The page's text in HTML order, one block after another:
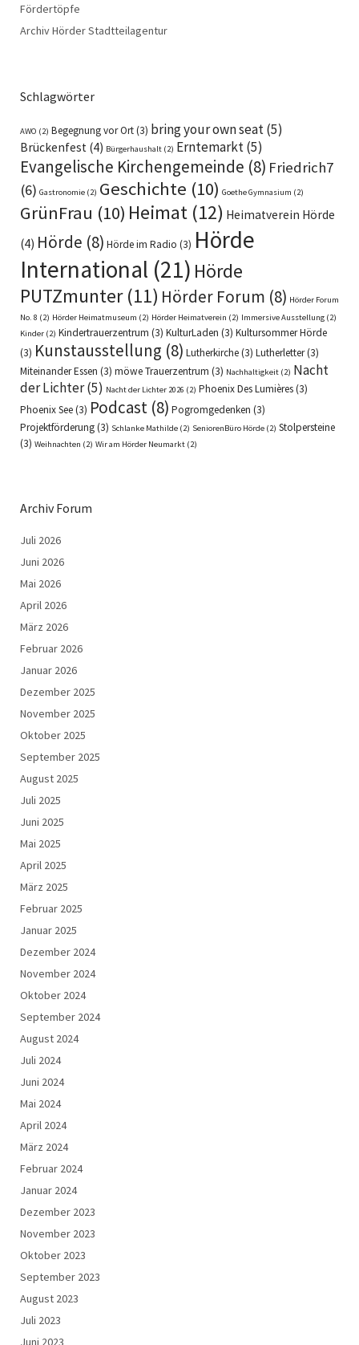
Fördertöpfe
Archiv Hörder Stadtteilagentur
Schlagwörter
AWO (2) Begegnung vor Ort(3) bring your own seat(5)
Brückenfest (4) Bürgerhaushalt (2) Erntemarkt(5)
Evangelische Kirchengemeinde (8) Friedrich7
(6) Gastronomie (2) Geschichte (10) Goethe Gymnasium (2)
GrünFrau (10) Heimat (12) Heimatverein Hörde
(4) Hörde (8) Hörde im Radio (3) Hörde
International (21) Hörde
PUTZmunter(11) Hörder Forum (8) Hörder Forum
No. 8 (2) Hörder Heimatmuseum (2) Hörder Heimatverein (2) Immersive Ausstellung (2)
Kinder (2) Kindertrauerzentrum (3) KulturLaden (3) Kultursommer Hörde
(3) Kunstausstellung (8) Lutherkirche(3) Lutherletter(3)
Miteinander Essen (3) möwe Trauerzentrum (3) Nachhaltigkeit (2) Nacht
der Lichter(5) Nacht der Lichter 2026 (2) Phoenix Des Lumières(3)
Phoenix See(3) Podcast (8) Pogromgedenken (3)
Projektförderung(3) Schlanke Mathilde (2) SeniorenBüro Hörde (2) Stolpersteine
(3) Weihnachten (2) Wir am Hörder Neumarkt (2)
Archiv Forum
Juli 2026
Juni 2026
Mai 2026
April 2026
März 2026
Februar 2026
Januar 2026
Dezember 2025
November 2025
Oktober 2025
September 2025
August 2025
Juli 2025
Juni 2025
Mai 2025
April 2025
März 2025
Februar 2025
Januar 2025
Dezember 2024
November 2024
Oktober 2024
September 2024
August 2024
Juli 2024
Juni 2024
Mai 2024
April 2024
März 2024
Februar 2024
Januar 2024
Dezember 2023
November 2023
Oktober 2023
September 2023
August 2023
Juli 2023
Juni 2023